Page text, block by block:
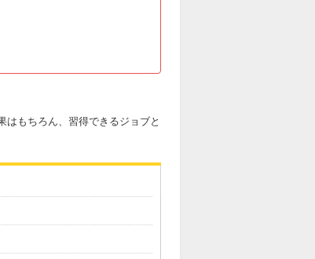
もちろん、習得できるジョブと